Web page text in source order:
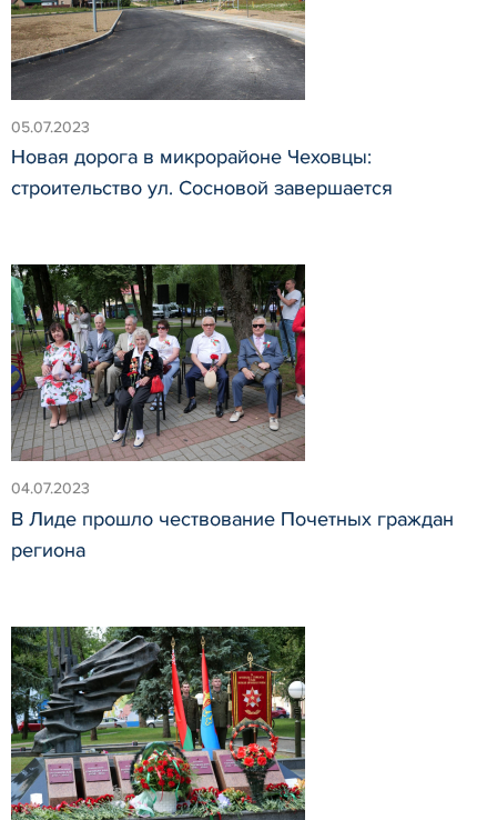
05.07.2023
Новая дорога в микрорайоне Чеховцы:
строительство ул. Сосновой завершается
04.07.2023
В Лиде прошло чествование Почетных граждан
региона